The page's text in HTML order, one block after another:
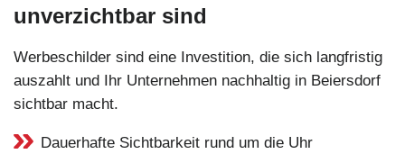
unverzichtbar sind
Werbeschilder sind eine Investition, die sich langfristig
auszahlt und Ihr Unternehmen nachhaltig in Beiersdorf
sichtbar macht.
Dauerhafte Sichtbarkeit rund um die Uhr